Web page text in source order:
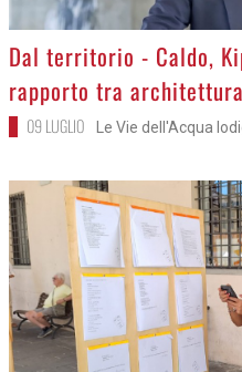
>
Dal territorio - Caldo,
rapporto tra
09 LUGLIO Le Vie dell'Acqua